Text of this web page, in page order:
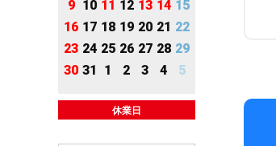
9 10 11 12 13 14 15
16 17 18 19 20 21 22
23 24 25 26 27 28 29
30 31 1 2 3 4 5
休業日